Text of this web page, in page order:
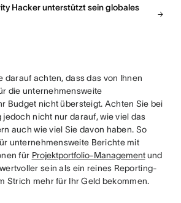
Hacker unterstützt sein globales
darauf achten, dass das von Ihnen
die unternehmensweite
Budget nicht übersteigt. Achten Sie bei
jedoch nicht nur darauf, wie viel das
auch wie viel Sie davon haben. So
unternehmensweite Berichte mit
für Projektportfolio-Managementund
sein als ein reines Reporting-
Strich mehr für Ihr Geld bekommen.